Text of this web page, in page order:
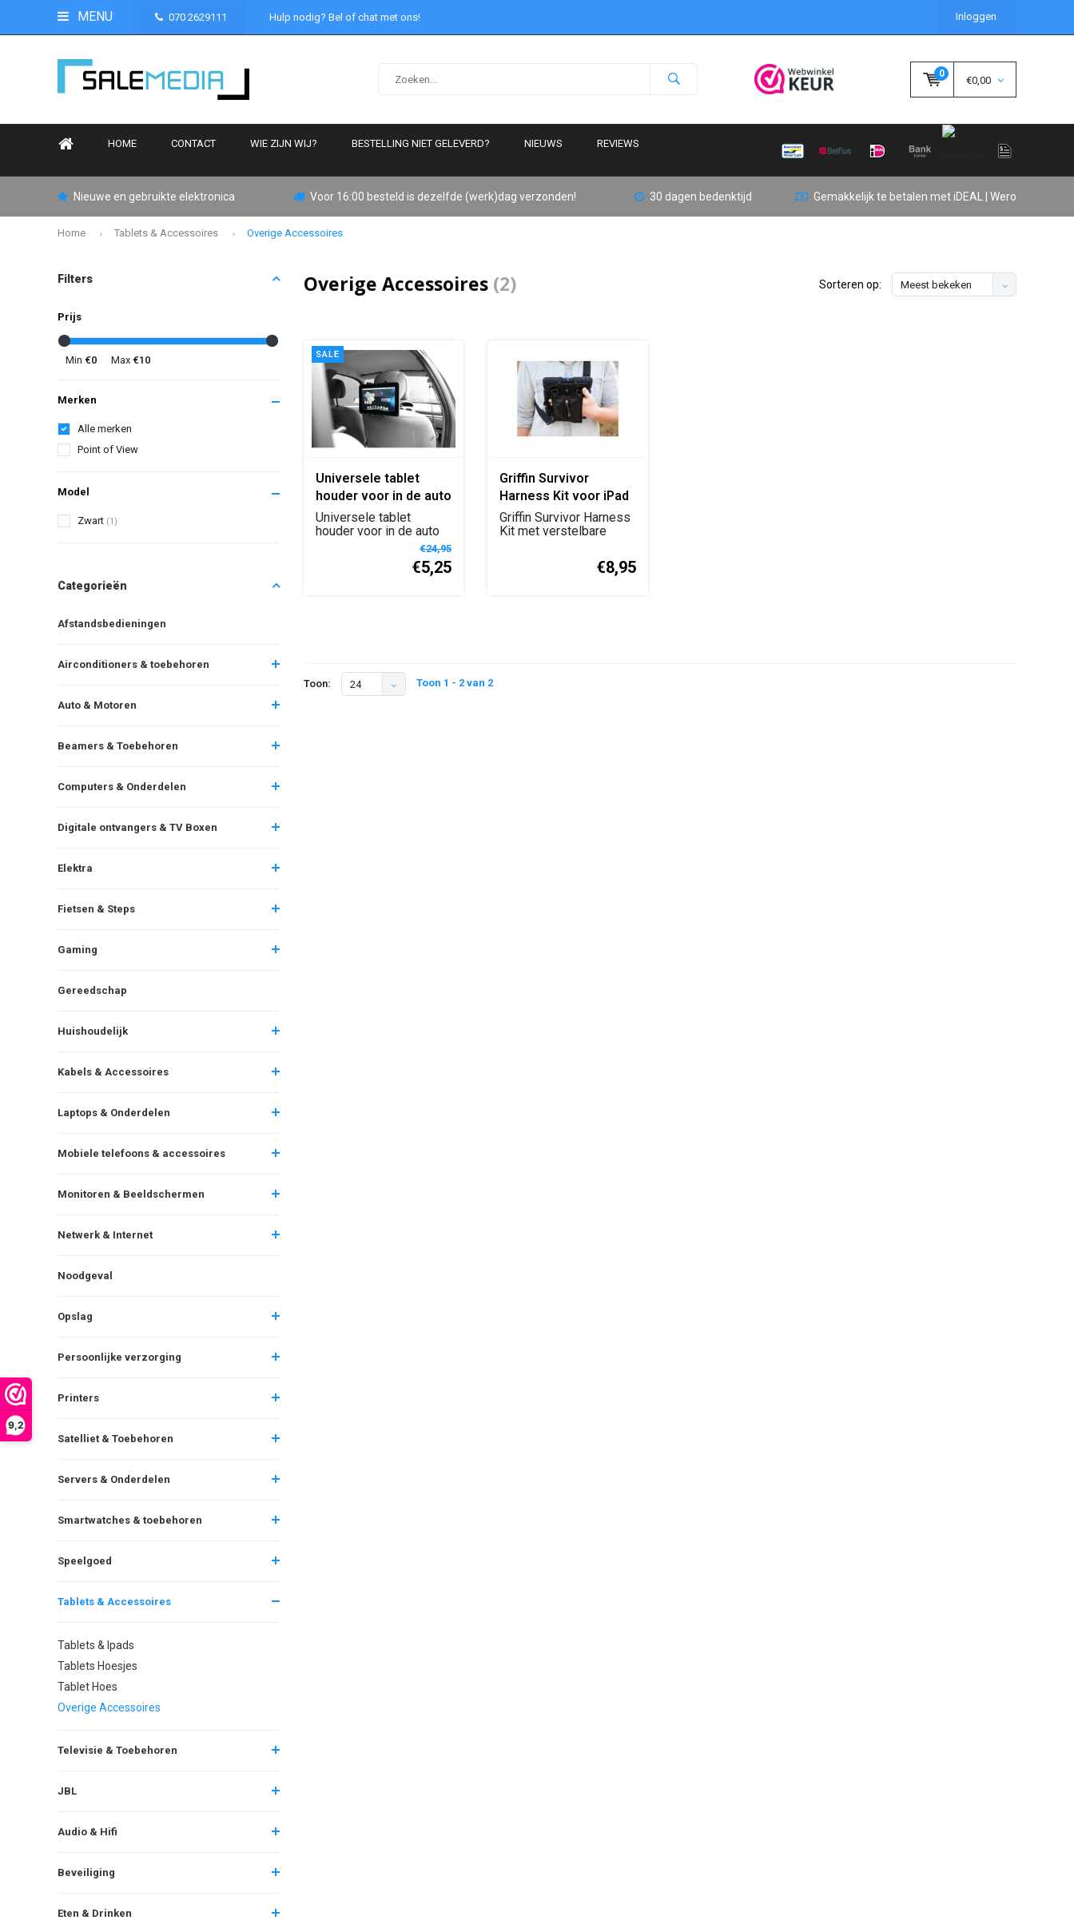
9,2
MENU 070 2629111 Hulp nodig? Bel of chat met ons! Inloggen
0
€0,00
HOME CONTACT WIE ZIJN WIJ? BESTELLING NIET GELEVERD? NIEUWS REVIEWS
Nieuwe en gebruikte elektronica Voor 16:00 besteld is dezelfde (werk)dag verzonden! 30 dagen bedenktijd Gemakkelijk te betalen met iDEAL | Wero
Home Tablets & Accessoires Overige Accessoires
Filters
Prijs
Min €0 Max €10
Merken
Alle merken
Point of View
Model
Zwart (1)
Categorieën
Afstandsbedieningen
Airconditioners & toebehoren
Auto & Motoren
Beamers & Toebehoren
Computers & Onderdelen
Digitale ontvangers & TV Boxen
Elektra
Fietsen & Steps
Gaming
Gereedschap
Huishoudelijk
Kabels & Accessoires
Laptops & Onderdelen
Mobiele telefoons & accessoires
Monitoren & Beeldschermen
Netwerk & Internet
Noodgeval
Opslag
Persoonlijke verzorging
Printers
Satelliet & Toebehoren
Servers & Onderdelen
Smartwatches & toebehoren
Speelgoed
Tablets & Accessoires
Tablets & Ipads
Tablets Hoesjes
Tablet Hoes
Overige Accessoires
Televisie & Toebehoren
JBL
Audio & Hifi
Beveiliging
Eten & Drinken
Overige Accessoires (2) Sorteren op: Meest bekeken
SALE
Universele tablet
houder voor in de auto
Universele tablet
houder voor in de auto
€24,95
€5,25
Griffin Survivor
Harness Kit voor iPad
Griffin Survivor Harness
Kit met verstelbare
€8,95
Toon: 24 Toon 1 - 2 van 2